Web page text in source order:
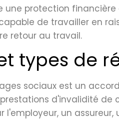
une protection
de travailler en
retour au travail.
types de
sociaux est un
d'invalidité de
l'employeur, un